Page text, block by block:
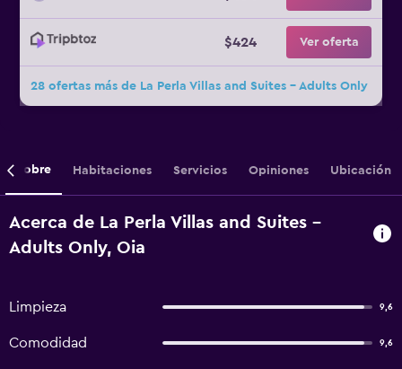
$424 Ver oferta
28 ofertas más de La Perla Villas and Suites - Adults Only
Sobre Habitaciones Servicios Opiniones Ubicación
Acerca de La Perla Villas and Suites -
Adults Only, Oia
Limpieza 9,6
Comodidad 9,6